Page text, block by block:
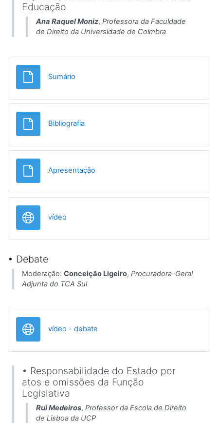
Educação
Ana Raquel Moniz, Professora da Faculdade
de Direito da Universidade de Coimbra
Sumário
BibliografiaFicheiro
Apresentação
vídeo
• Debate
Moderação: Conceição Ligeiro, Procuradora-Geral
Adjunta do TCA Sul
vídeo - debate
• Responsabilidade do Estado por
atos e omissões da Função
Legislativa
Rui Medeiros, Professor da Escola de Direito
de Lisboa da UCP